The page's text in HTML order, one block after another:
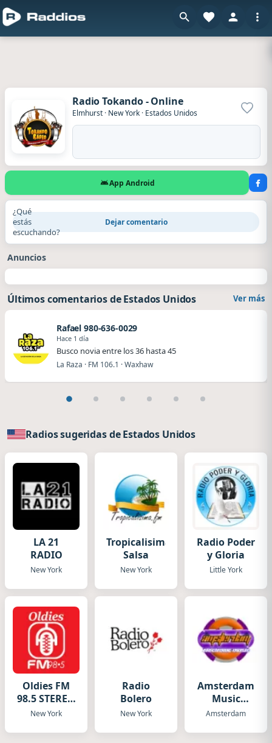
Radio Tokando - Online
Elmhurst · New York · Estados Unidos
App Android
¿Qué
estás
escuchando?
Dejar comentario
Anuncios
Últimos comentarios de Estados Unidos Ver más
Rafael 980-636-0029
Hace 1 día
Busco novia entre los 36 hasta 45
La Raza · FM 106.1 · Waxhaw
Radios sugeridas de Estados Unidos
LA 21
RADIO
New York
Tropicalisima
Salsa
New York
Radio Poder
y Gloria
Little York
Oldies FM
98.5 STEREO
Live
New York
Radio
Bolero
New York
Amsterdam
Music
Electronic
Amsterdam